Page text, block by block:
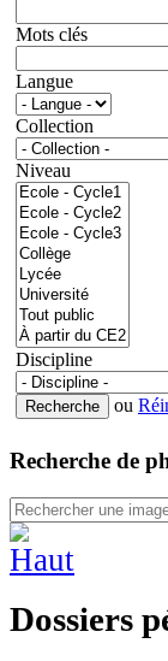
Mots clés
Langue
Collection
Niveau
Discipline
ou
Recherche de
Dossiers